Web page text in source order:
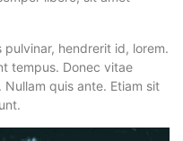
hendrerit id, lorem.
tempus. Donec vitae
quis ante. Etiam sit